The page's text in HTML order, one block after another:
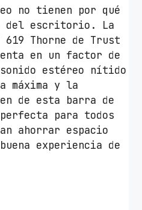
no tienen por qué
del escritorio. La
619 Thorne de Trust
en un factor de
estéreo nítido
máxima y la
de esta barra de
para todos
ahorrar espacio
experiencia de